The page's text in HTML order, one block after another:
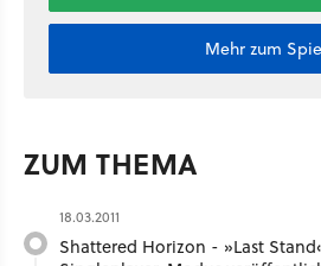
Mehr zum
ZUM THEMA
18.03.2011
Shattered Horizon - »Last